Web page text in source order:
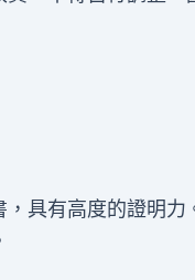
具有高度的證明力